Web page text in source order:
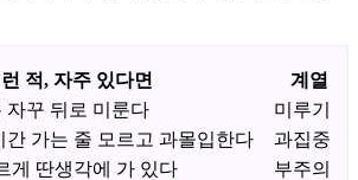
적, 자주 있다면
계열
자꾸 뒤로 미룬다
미루기
간 가는 줄 모르고 과몰입한다
과집중
게 딴생각에 가 있다
부주의